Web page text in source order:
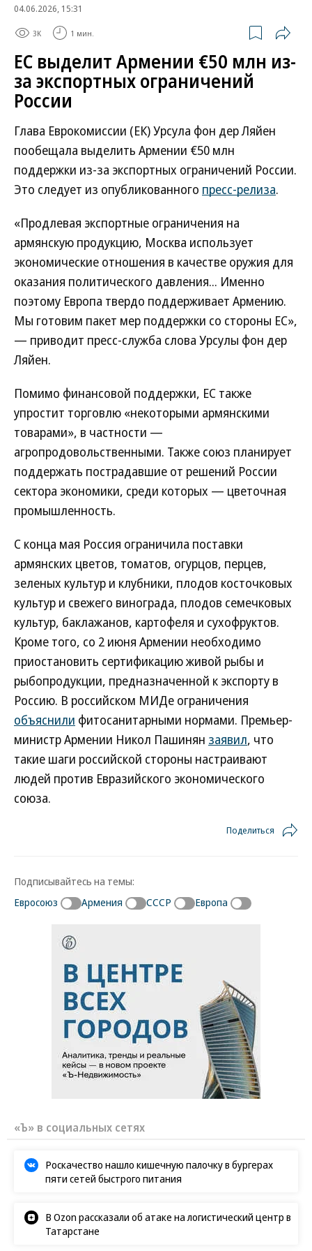
04.06.2026, 15:31
3K 1 мин.
ЕС выделит Армении €50 млн из-
за экспортных ограничений
России
Глава Еврокомиссии (ЕК) Урсула фон дер Ляйен
пообещала выделить Армении €50 млн
поддержки из-за экспортных ограничений России.
Это следует из опубликованного пресс-релиза.
«Продлевая экспортные ограничения на
армянскую продукцию, Москва использует
экономические отношения в качестве оружия для
оказания политического давления... Именно
поэтому Европа твердо поддерживает Армению.
Мы готовим пакет мер поддержки со стороны ЕС»,
— приводит пресс-служба слова Урсулы фон дер
Ляйен.
Помимо финансовой поддержки, ЕС также
упростит торговлю «некоторыми армянскими
товарами», в частности —
агропродовольственными. Также союз планирует
поддержать пострадавшие от решений России
сектора экономики, среди которых — цветочная
промышленность.
С конца мая Россия ограничила поставки
армянских цветов, томатов, огурцов, перцев,
зеленых культур и клубники, плодов косточковых
культур и свежего винограда, плодов семечковых
культур, баклажанов, картофеля и сухофруктов.
Кроме того, со 2 июня Армении необходимо
приостановить сертификацию живой рыбы и
рыбопродукции, предназначенной к экспорту в
Россию. В российском МИДе ограничения
объяснили фитосанитарными нормами. Премьер-
министр Армении Никол Пашинян заявил, что
такие шаги российской стороны настраивают
людей против Евразийского экономического
союза.
Поделиться
Подписывайтесь на темы:
Евросоюз
Армения СССР Европа
«Ъ» в социальных сетях
Роскачество нашло кишечную палочку в бургерах
пяти сетей быстрого питания
В Ozon рассказали об атаке на логистический центр в
Татарстане